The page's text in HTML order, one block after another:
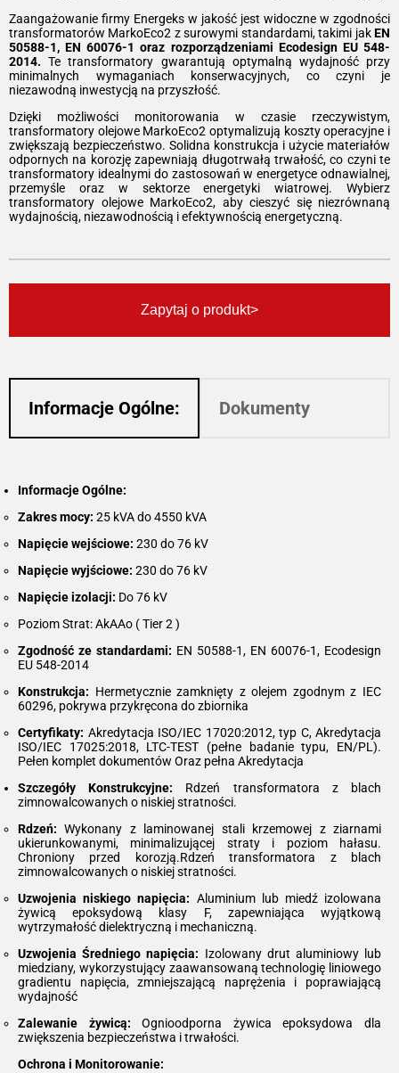
Zaangażowanie firmy Energeks w jakość jest widoczne w zgodności
transformatorów MarkoEco2 z surowymi standardami, takimi jakEN
50588-1, EN 60076-1 oraz rozporządzeniami Ecodesign EU 548-
2014. Te transformatory gwarantują optymalną wydajność przy
minimalnych wymaganiach konserwacyjnych, co czyni je
niezawodną inwestycją na przyszłość.
Dzięki możliwości monitorowania w czasie rzeczywistym,
transformatory olejowe MarkoEco2 optymalizują koszty operacyjne i
zwiększają bezpieczeństwo. Solidna konstrukcja i użycie materiałów
odpornych na korozję zapewniają długotrwałą trwałość, co czyni te
transformatory idealnymi do zastosowań w energetyce odnawialnej,
przemyśle oraz w sektorze energetyki wiatrowej. Wybierz
transformatory olejowe MarkoEco2, aby cieszyć się niezrównaną
wydajnością, niezawodnością i efektywnością energetyczną.
Zapytaj o produkt
Informacje Ogólne: Dokumenty
Informacje Ogólne:
Zakres mocy: 25 kVA do 4550 kVA
Napięcie wejściowe: 230 do 76 kV
Napięcie wyjściowe: 230 do 76 kV
Napięcie izolacji: Do 76 kV
Poziom Strat: AkAAo ( Tier 2 )
Zgodność ze standardami: EN 50588-1, EN 60076-1, Ecodesign
EU 548-2014
Konstrukcja: Hermetycznie zamknięty z olejem zgodnym z IEC
60296, pokrywa przykręcona do zbiornika
Certyfikaty: Akredytacja ISO/IEC 17020:2012, typ C, Akredytacja
ISO/IEC 17025:2018, LTC-TEST (pełne badanie typu, EN/PL).
Pełen komplet dokumentów Oraz pełna Akredytacja
Szczegóły Konstrukcyjne: Rdzeń transformatora z blach
zimnowalcowanych o niskiej stratności.
Rdzeń: Wykonany z laminowanej stali krzemowej z ziarnami
ukierunkowanymi, minimalizującej straty i poziom hałasu.
Chroniony przed korozją.Rdzeń transformatora z blach
zimnowalcowanych o niskiej stratności.
Uzwojenia niskiego napięcia: Aluminium lub miedź izolowana
żywicą epoksydową klasy F, zapewniająca wyjątkową
wytrzymałość dielektryczną i mechaniczną.
Uzwojenia Średniego napięcia: Izolowany drut aluminiowy lub
miedziany, wykorzystujący zaawansowaną technologię liniowego
gradientu napięcia, zmniejszającą naprężenia i poprawiającą
wydajność
Zalewanie żywicą: Ognioodporna żywica epoksydowa dla
zwiększenia bezpieczeństwa i trwałości.
Ochrona i Monitorowanie: